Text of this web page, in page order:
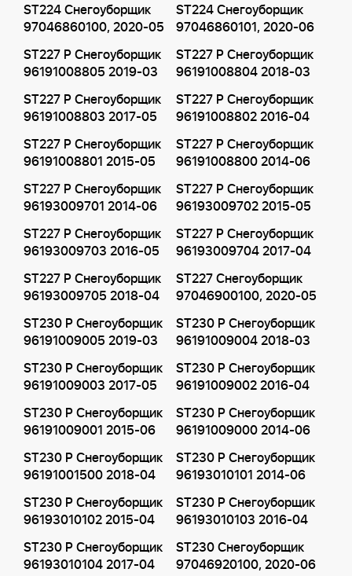
ST224 Снегоуборщик
97046860100, 2020-05
ST224 Снегоуборщик
97046860101, 2020-06
ST227 P Снегоуборщик
96191008805 2019-03
ST227 P Снегоуборщик
96191008804 2018-03
ST227 P Снегоуборщик
96191008803 2017-05
ST227 P Снегоуборщик
96191008802 2016-04
ST227 P Снегоуборщик
96191008801 2015-05
ST227 P Снегоуборщик
96191008800 2014-06
ST227 P Снегоуборщик
96193009701 2014-06
ST227 P Снегоуборщик
96193009702 2015-05
ST227 P Снегоуборщик
96193009703 2016-05
ST227 P Снегоуборщик
96193009704 2017-04
ST227 P Снегоуборщик
96193009705 2018-04
ST227 Снегоуборщик
97046900100, 2020-05
ST230 P Снегоуборщик
96191009005 2019-03
ST230 P Снегоуборщик
96191009004 2018-03
ST230 P Снегоуборщик
96191009003 2017-05
ST230 P Снегоуборщик
96191009002 2016-04
ST230 P Снегоуборщик
96191009001 2015-06
ST230 P Снегоуборщик
96191009000 2014-06
ST230 P Снегоуборщик
96191001500 2018-04
ST230 P Снегоуборщик
96193010101 2014-06
ST230 P Снегоуборщик
96193010102 2015-04
ST230 P Снегоуборщик
96193010103 2016-04
ST230 P Снегоуборщик
96193010104 2017-04
ST230 Снегоуборщик
97046920100, 2020-06